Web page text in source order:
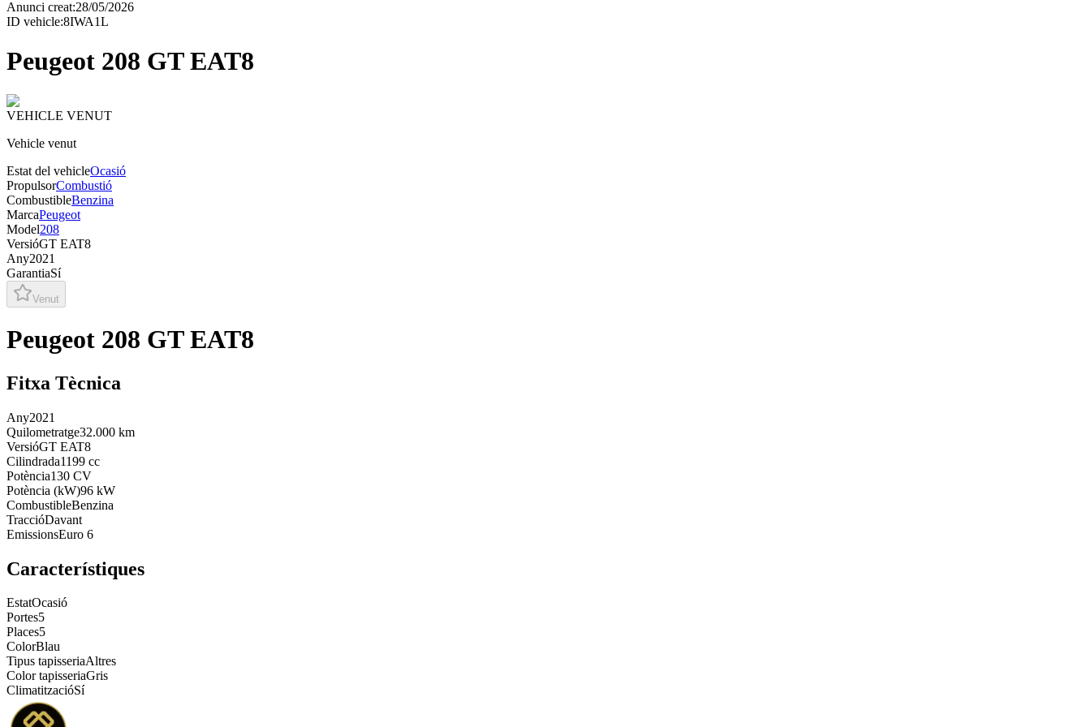
Anunci creat:28/05/2026
ID vehicle:8IWA1L
Peugeot 208 GT EAT8
VEHICLE VENUT
Vehicle venut
Estat del vehicleOcasió
PropulsorCombustió
CombustibleBenzina
MarcaPeugeot
Model208
VersióGT EAT8
Any2021
GarantiaSí
Venut
Peugeot 208 GT EAT8
Fitxa Tècnica
Any2021
Quilometratge32.000 km
VersióGT EAT8
Cilindrada1199 cc
Potència130 CV
Potència (kW)96 kW
CombustibleBenzina
TraccióDavant
EmissionsEuro 6
Característiques
EstatOcasió
Portes5
Places5
ColorBlau
Tipus tapisseriaAltres
Color tapisseriaGris
ClimatitzacióSí